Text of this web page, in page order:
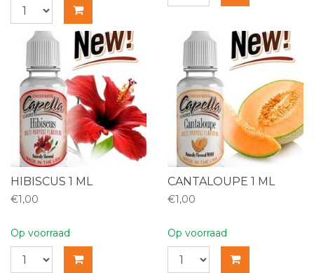
HIBISCUS 1 ML
€1,00
Op voorraad
CANTALOUPE 1 ML
€1,00
Op voorraad